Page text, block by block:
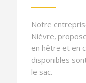
Notre
Nièvre,
en hêtre et en
disponibles
le sac.